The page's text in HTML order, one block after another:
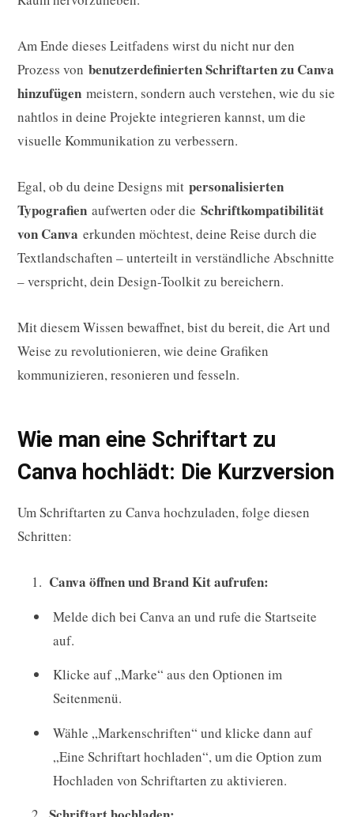
Am Ende dieses Leitfadens wirst du nicht nur den
Prozess von benutzerdefinierten Schriftarten zu Canva
hinzufügen meistern, sondern auch verstehen, wie du sie
nahtlos in deine Projekte integrieren kannst, um die
visuelle Kommunikation zu verbessern.
Egal, ob du deine Designs mit personalisierten
Typografien aufwerten oder die Schriftkompatibilität
von Canva erkunden möchtest, deine Reise durch die
Textlandschaften – unterteilt in verständliche Abschnitte
– verspricht, dein Design-Toolkit zu bereichern.
Mit diesem Wissen bewaffnet, bist du bereit, die Art und
Weise zu revolutionieren, wie deine Grafiken
kommunizieren, resonieren und fesseln.
Wie man eine Schriftart zu
Canva hochlädt: Die Kurzversion
Um Schriftarten zu Canva hochzuladen, folge diesen
Schritten:
Canva öffnen und Brand Kit aufrufen:
Melde dich bei Canva an und rufe die Startseite
auf.
Klicke auf „Marke“ aus den Optionen im
Seitenmenü.
Wähle „Markenschriften“ und klicke dann auf
„Eine Schriftart hochladen“, um die Option zum
Hochladen von Schriftarten zu aktivieren.